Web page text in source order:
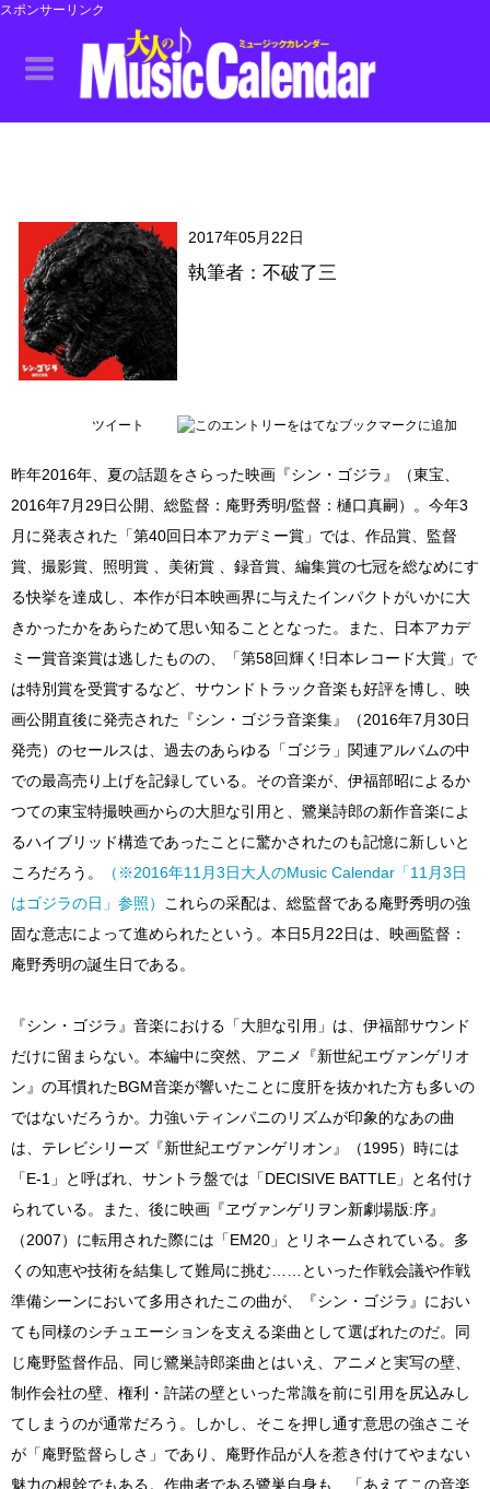
スポンサーリンク
2017年05月22日
執筆者：不破了三
ツイート
昨年2016年、夏の話題をさらった映画『シン・ゴジラ』（東宝、
2016年7月29日公開、総監督：庵野秀明/監督：樋口真嗣）。今年3
月に発表された「第40回日本アカデミー賞」では、作品賞、監督
賞、撮影賞、照明賞 、美術賞 、録音賞、編集賞の七冠を総なめにす
る快挙を達成し、本作が日本映画界に与えたインパクトがいかに大
きかったかをあらためて思い知ることとなった。また、日本アカデ
ミー賞音楽賞は逃したものの、「第58回輝く!日本レコード大賞」で
は特別賞を受賞するなど、サウンドトラック音楽も好評を博し、映
画公開直後に発売された『シン・ゴジラ音楽集』（2016年7月30日
発売）のセールスは、過去のあらゆる「ゴジラ」関連アルバムの中
での最高売り上げを記録している。その音楽が、伊福部昭によるか
つての東宝特撮映画からの大胆な引用と、鷺巣詩郎の新作音楽によ
るハイブリッド構造であったことに驚かされたのも記憶に新しいと
ころだろう。
（※2016年11月3日大人のMusic Calendar「11月3日
はゴジラの日」参照）
これらの采配は、総監督である庵野秀明の強
固な意志によって進められたという。本日5月22日は、映画監督：
庵野秀明の誕生日である。
『シン・ゴジラ』音楽における「大胆な引用」は、伊福部サウンド
だけに留まらない。本編中に突然、アニメ『新世紀エヴァンゲリオ
ン』の耳慣れたBGM音楽が響いたことに度肝を抜かれた方も多いの
ではないだろうか。力強いティンパニのリズムが印象的なあの曲
は、テレビシリーズ『新世紀エヴァンゲリオン』（1995）時には
「E-1」と呼ばれ、サントラ盤では「DECISIVE BATTLE」と名付け
られている。また、後に映画『ヱヴァンゲリヲン新劇場版:序』
（2007）に転用された際には「EM20」とリネームされている。多
くの知恵や技術を結集して難局に挑む……といった作戦会議や作戦
準備シーンにおいて多用されたこの曲が、『シン・ゴジラ』におい
ても同様のシチュエーションを支える楽曲として選ばれたのだ。同
じ庵野監督作品、同じ鷺巣詩郎楽曲とはいえ、アニメと実写の壁、
制作会社の壁、権利・許諾の壁といった常識を前に引用を尻込みし
てしまうのが通常だろう。しかし、そこを押し通す意思の強さこそ
が「庵野監督らしさ」であり、庵野作品が人を惹き付けてやまない
魅力の根幹でもある。作曲者である鷺巣自身も、「あえてこの音楽